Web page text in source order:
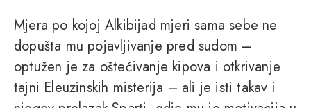
Mjera po kojoj Alkibijad mjeri sama sebe ne
dopušta mu pojavljivanje pred sudom –
optužen je za oštećivanje kipova i otkrivanje
tajni Eleuzinskih misterija – ali je isti takav i